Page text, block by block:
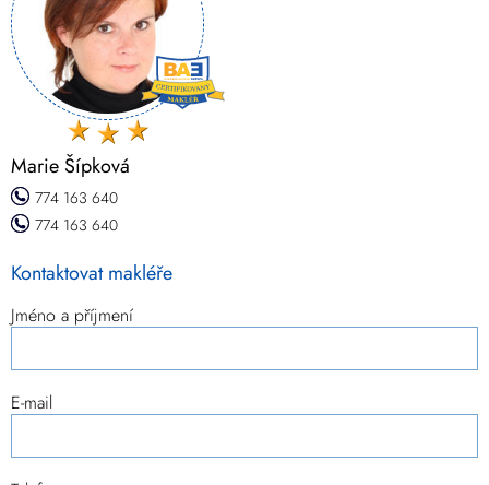
Marie Šípková
774 163 640
774 163 640
Kontaktovat makléře
Jméno a příjmení
E-mail